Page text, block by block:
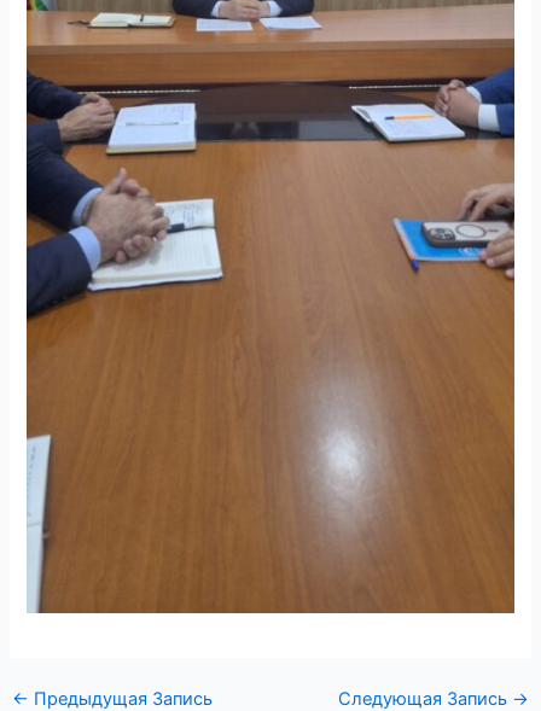
← Предыдущая Запись Следующая Запись →